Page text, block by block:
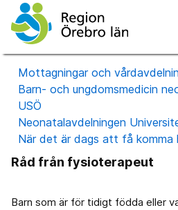
Mottagningar och
Barn- och ungdomsmedicin
USÖ
Neonatalavdelningen
När det är dags att få komma
Råd från fysioterapeut
Barn som är för tidigt födda eller